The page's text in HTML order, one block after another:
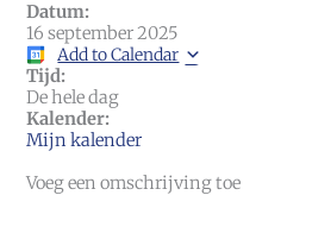
Datum:
16 september 2025
Add to Calendar
Tijd:
De hele dag
Kalender:
Mijn kalender
Voeg een omschrijving toe